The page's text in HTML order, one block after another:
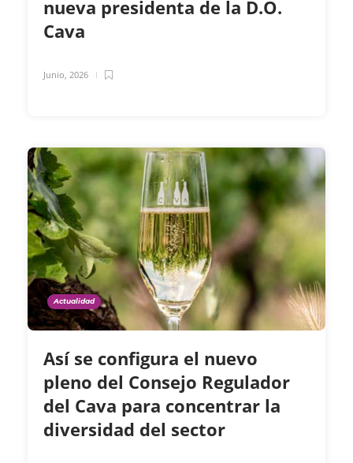
nueva presidenta de la D.O.
Cava
Junio, 2026
Actualidad
Así se configura el nuevo
pleno del Consejo Regulador
del Cava para concentrar la
diversidad del sector